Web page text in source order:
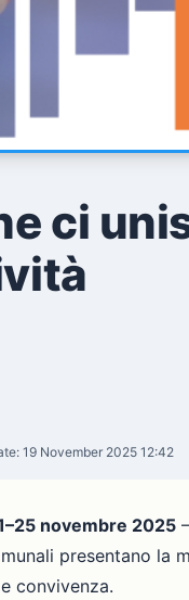
ci
19 November 2025 12:42
novembre 2025
presentano la
convivenza.